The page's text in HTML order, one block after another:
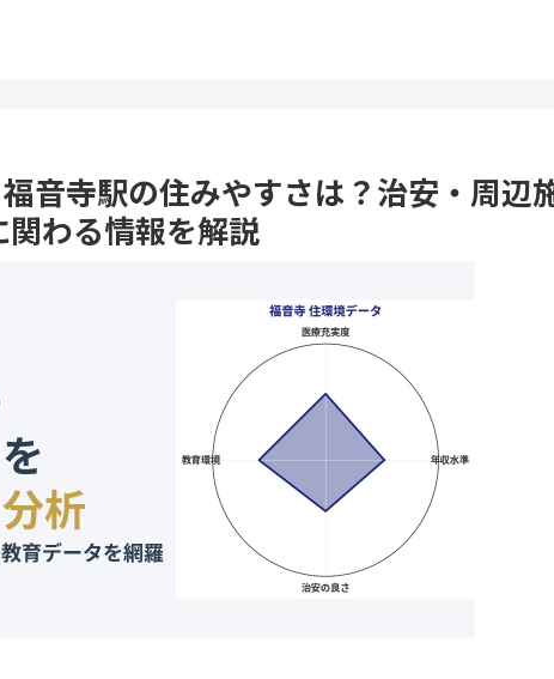
音寺駅の住みやすさは？治安・周辺
わる情報を解説